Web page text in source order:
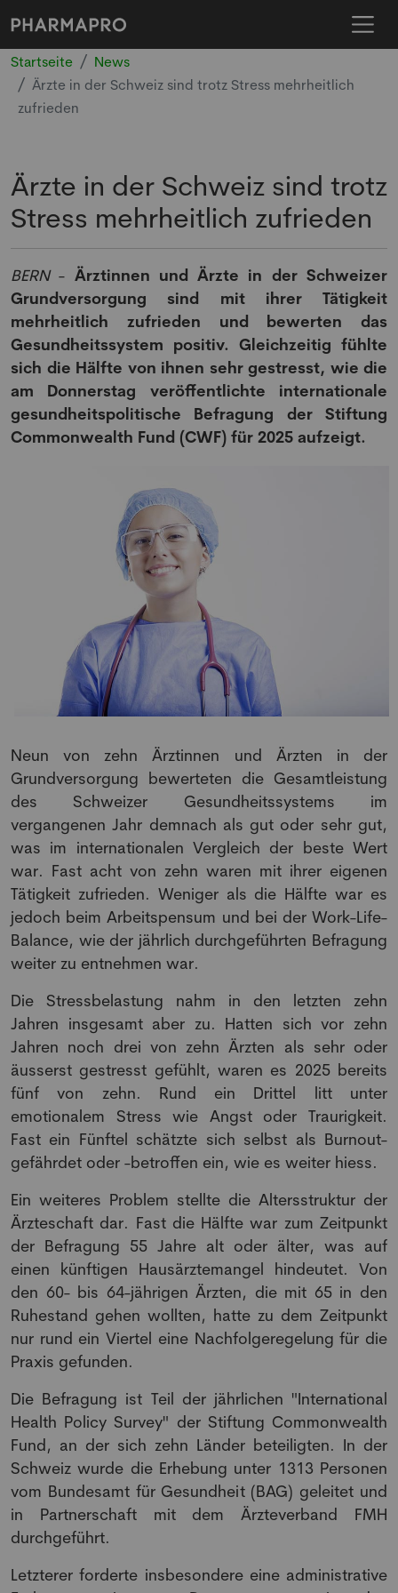
Startseite
News
Ärzte in der Schweiz sind trotz Stress mehrheitlich
zufrieden
Ärzte in der Schweiz sind trotz
Stress mehrheitlich zufrieden
BERN- Ärztinnen und Ärzte in der Schweizer
Grundversorgung sind mit ihrer Tätigkeit
mehrheitlich zufrieden und bewerten das
Gesundheitssystem positiv. Gleichzeitig fühlte
sich die Hälfte von ihnen sehr gestresst, wie die
am Donnerstag veröffentlichte internationale
gesundheitspolitische Befragung der Stiftung
Commonwealth Fund (CWF) für 2025 aufzeigt.
Neun von zehn Ärztinnen und Ärzten in der
Grundversorgung bewerteten die Gesamtleistung
des Schweizer Gesundheitssystems im
vergangenen Jahr demnach als gut oder sehr gut,
was im internationalen Vergleich der beste Wert
war. Fast acht von zehn waren mit ihrer eigenen
Tätigkeit zufrieden. Weniger als die Hälfte war es
jedoch beim Arbeitspensum und bei der Work-Life-
Balance, wie der jährlich durchgeführten Befragung
weiter zu entnehmen war.
Die Stressbelastung nahm in den letzten zehn
Jahren insgesamt aber zu. Hatten sich vor zehn
Jahren noch drei von zehn Ärzten als sehr oder
äusserst gestresst gefühlt, waren es 2025 bereits
fünf von zehn. Rund ein Drittel litt unter
emotionalem Stress wie Angst oder Traurigkeit.
Fast ein Fünftel schätzte sich selbst als Burnout-
gefährdet oder -betroffen ein, wie es weiter hiess.
Ein weiteres Problem stellte die Altersstruktur der
Ärzteschaft dar. Fast die Hälfte war zum Zeitpunkt
der Befragung 55 Jahre alt oder älter, was auf
einen künftigen Hausärztemangel hindeutet. Von
den 60- bis 64-jährigen Ärzten, die mit 65 in den
Ruhestand gehen wollten, hatte zu dem Zeitpunkt
nur rund ein Viertel eine Nachfolgeregelung für die
Praxis gefunden.
Die Befragung ist Teil der jährlichen "International
Health Policy Survey" der Stiftung Commonwealth
Fund, an der sich zehn Länder beteiligten. In der
Schweiz wurde die Erhebung unter 1313 Personen
vom Bundesamt für Gesundheit (BAG) geleitet und
in Partnerschaft mit dem Ärzteverband FMH
durchgeführt.
Letzterer forderte insbesondere eine administrative
NEWSLETTER